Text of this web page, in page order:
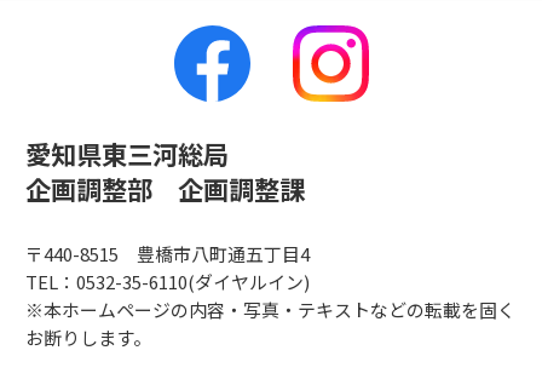
愛知県東三河総局
企画調整部 企画調整課
〒440-8515 豊橋市八町通五丁目4
TEL：0532-35-6110(ダイヤルイン)
※本ホームページの内容・写真・テキストなどの転載を固く
お断りします。